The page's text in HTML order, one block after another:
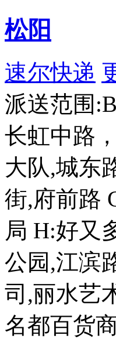
松阳
速尔快递
派送范围
长虹中路
大队,城东
街,府前路
局 H:好又
公园,江滨
司,丽水艺
名都百货